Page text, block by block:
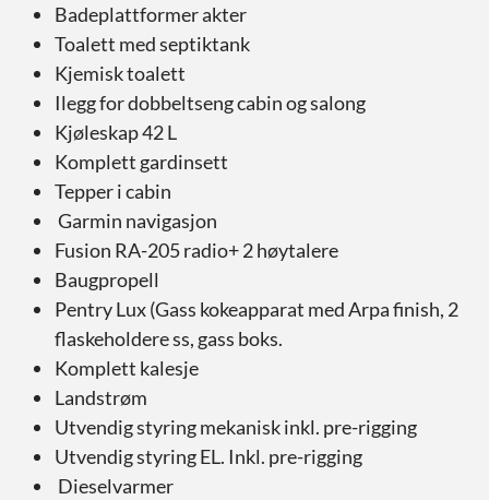
Badeplattformer akter
Toalett med septiktank
Kjemisk toalett
Ilegg for dobbeltseng cabin og salong
Kjøleskap 42 L
Komplett gardinsett
Tepper i cabin
Garmin navigasjon
Fusion RA-205 radio+ 2 høytalere
Baugpropell
Pentry Lux (Gass kokeapparat med Arpa finish, 2
flaskeholdere ss, gass boks.
Komplett kalesje
Landstrøm
Utvendig styring mekanisk inkl. pre-rigging
Utvendig styring EL. Inkl. pre-rigging
Dieselvarmer